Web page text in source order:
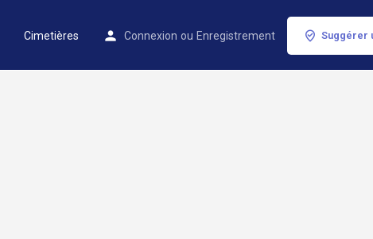
Cimetières Connexion ou Enregistrement Suggérer